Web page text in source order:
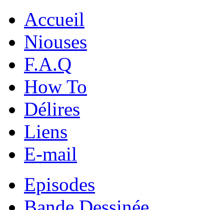
Accueil
Niouses
F.A.Q
How To
Délires
Liens
E-mail
Episodes